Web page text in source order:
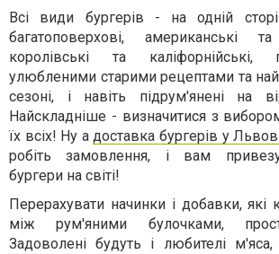
Всі види бургерів - на одній
багатоповерхові, американські та
королівські та каліфорнійські,
улюбленими старими рецептами та
сезоні, і навіть підрум'янені на
Найскладніше - визначитися з
їх всіх! Ну адоставка бургерів у
робіть замовлення, і вам
бургери на світі!
Перерахувати начинки і добавки, які
між рум'яними булочками,
Задоволені будуть і любителі